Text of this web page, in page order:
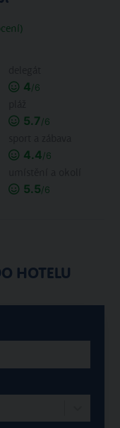
4/6
5.7/6
4.4/6
5.5/6
HOTELU